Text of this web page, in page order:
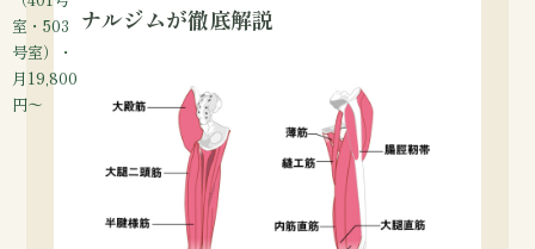
ナルジムが徹底解説